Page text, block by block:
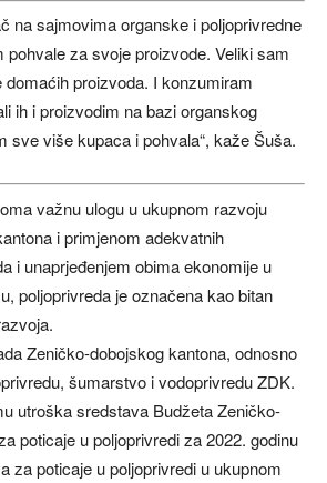
na sajmovima organske i poljoprivredne
pohvale za svoje proizvode. Veliki sam
proizvoda. I konzumiram
ih i proizvodim na bazi organskog
sve više kupaca i pohvala“, kaže Šuša.
važnu ulogu u ukupnom razvoju
i primjenom adekvatnih
i unaprjeđenjem obima ekonomije u
poljoprivreda je označena kao bitan
Zeničko-dobojskog kantona, odnosno
šumarstvo i vodoprivredu ZDK.
utroška sredstava Budžeta Zeničko-
poticaje u poljoprivredi za 2022. godinu
za poticaje u poljoprivredi u ukupnom